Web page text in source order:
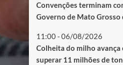
Convenções terminam
Governo de Mato Grosso
11:00 - 06/08/2026
Colheita do milho avança
superar 11 milhões de